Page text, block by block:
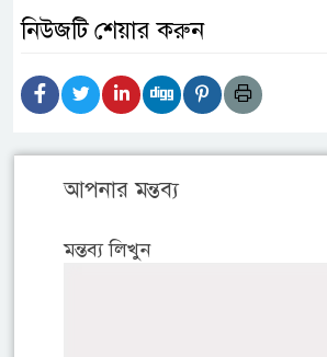
নিউজটি শেয়ার করুন
আপনার মন্তব্য
মন্তব্য লিখুন